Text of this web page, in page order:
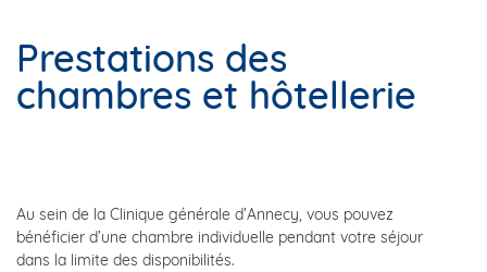
Prestations des
chambres et hôtellerie
Au sein de la Clinique générale d’Annecy, vous pouvez
bénéficier d’une chambre individuelle pendant votre séjour
dans la limite des disponibilités.